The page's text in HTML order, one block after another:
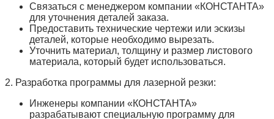
Связаться с менеджером компании «КОНСТАНТА»
для уточнения деталей заказа.
Предоставить технические чертежи или эскизы
деталей, которые необходимо вырезать.
Уточнить материал, толщину и размер листового
материала, который будет использоваться.
2. Разработка программы для лазерной резки:
Инженеры компании «КОНСТАНТА»
разрабатывают специальную программу для